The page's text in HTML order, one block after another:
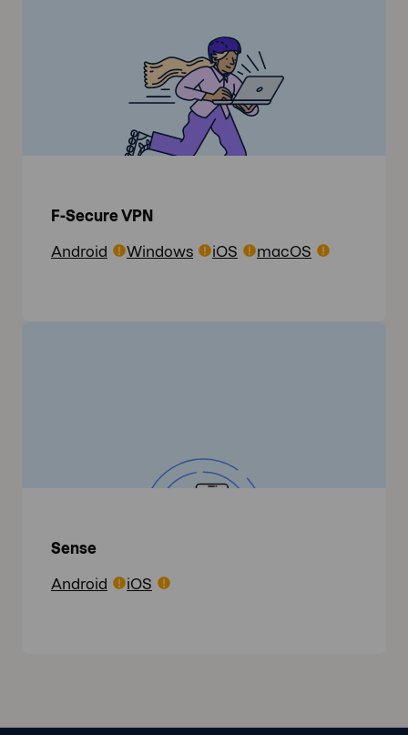
F-Secure VPN
Android Windows iOS macOS
Sense
Android iOS